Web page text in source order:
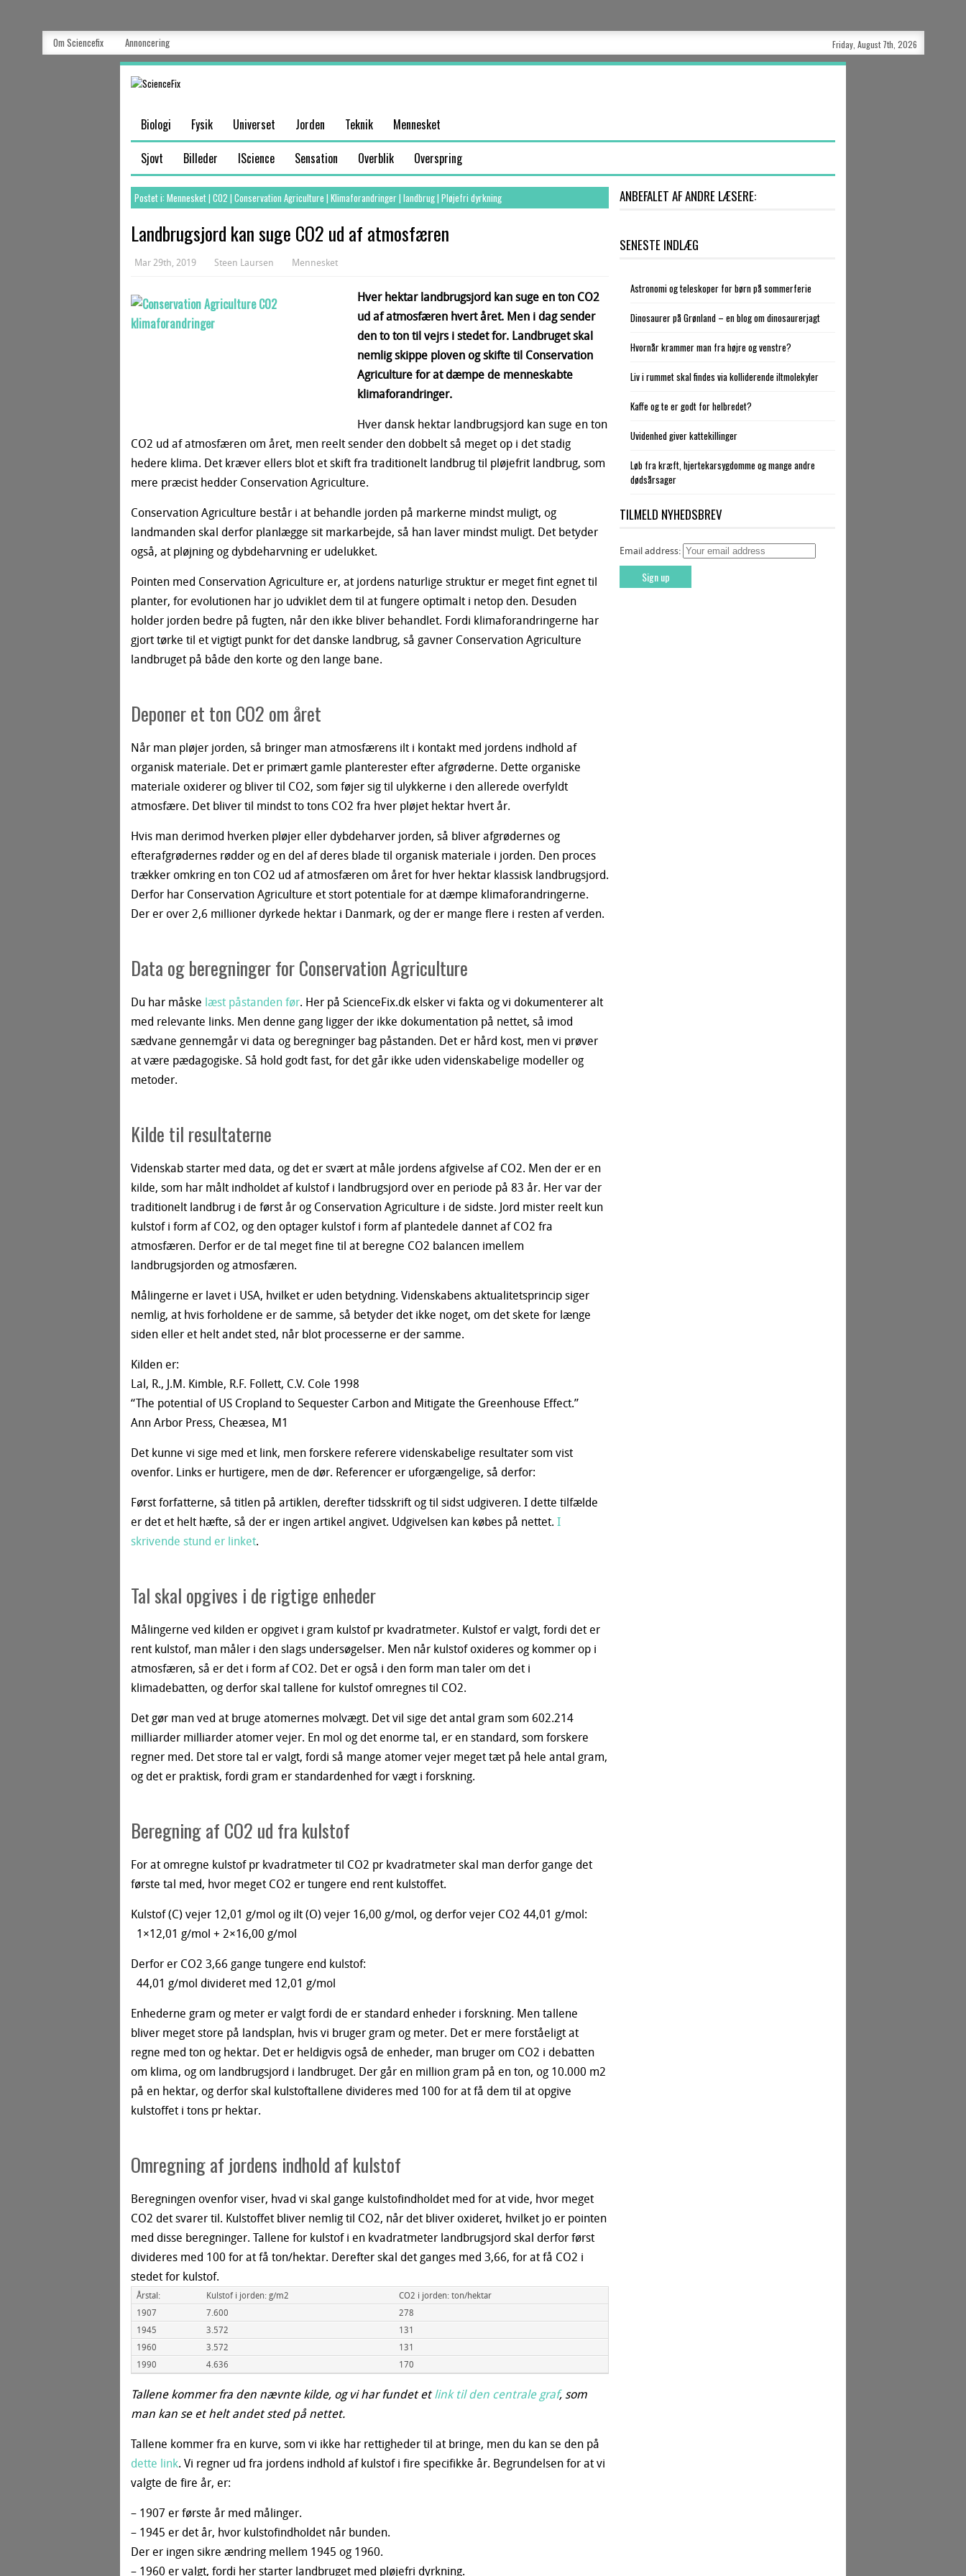
Om Sciencefix Annoncering Friday, August 7th, 2026
Biologi Fysik Universet Jorden Teknik
Mennesket
Sjovt
Billeder IScience Sensation Overblik Overspring
Postet i: Mennesket| CO2 | Conservation Agriculture | Klimaforandringer| landbrug| Pløjefri dyrkning
Landbrugsjord kan suge CO2 ud af atmosfæren
Mar 29th, 2019 Steen Laursen Mennesket
Hver hektar landbrugsjord kan suge en ton CO2
ud af atmosfæren hvert året. Men i dag sender
den to ton til vejrs i stedet for. Landbruget skal
nemlig skippe ploven og skifte til Conservation
Agriculture for at dæmpe de menneskabte
klimaforandringer.
Hver dansk hektar landbrugsjord kan suge en ton
CO2 ud af atmosfæren om året, men reelt sender den dobbelt så meget op i det stadig
hedere klima. Det kræver ellers blot et skift fra traditionelt landbrug til pløjefrit landbrug, som
mere præcist hedder Conservation Agriculture.
Conservation Agriculture består i at behandle jorden på markerne mindst muligt, og
landmanden skal derfor planlægge sit markarbejde, så han laver mindst muligt. Det betyder
også, at pløjning og dybdeharvning er udelukket.
Pointen med Conservation Agriculture er, at jordens naturlige struktur er meget fint egnet til
planter, for evolutionen har jo udviklet dem til at fungere optimalt i netop den. Desuden
holder jorden bedre på fugten, når den ikke bliver behandlet. Fordi klimaforandringerne har
gjort tørke til et vigtigt punkt for det danske landbrug, så gavner Conservation Agriculture
landbruget på både den korte og den lange bane.
Deponer et ton CO2 om året
Når man pløjer jorden, så bringer man atmosfærens ilt i kontakt med jordens indhold af
organisk materiale. Det er primært gamle planterester efter afgrøderne. Dette organiske
materiale oxiderer og bliver til CO2, som føjer sig til ulykkerne i den allerede overfyldt
atmosfære. Det bliver til mindst to tons CO2 fra hver pløjet hektar hvert år.
Hvis man derimod hverken pløjer eller dybdeharver jorden, så bliver afgrødernes og
efterafgrødernes rødder og en del af deres blade til organisk materiale i jorden. Den proces
trækker omkring en ton CO2 ud af atmosfæren om året for hver hektar klassisk landbrugsjord.
Derfor har Conservation Agriculture et stort potentiale for at dæmpe klimaforandringerne.
Der er over 2,6 millioner dyrkede hektar i Danmark, og der er mange flere i resten af verden.
Data og beregninger for Conservation Agriculture
Du har måske læst påstanden før. Her på ScienceFix.dk elsker vi fakta og vi dokumenterer alt
med relevante links. Men denne gang ligger der ikke dokumentation på nettet, så imod
sædvane gennemgår vi data og beregninger bag påstanden. Det er hård kost, men vi prøver
at være pædagogiske. Så hold godt fast, for det går ikke uden videnskabelige modeller og
metoder.
Kilde til resultaterne
Videnskab starter med data, og det er svært at måle jordens afgivelse af CO2. Men der er en
kilde, som har målt indholdet af kulstof i landbrugsjord over en periode på 83 år. Her var der
traditionelt landbrug i de først år og Conservation Agriculture i de sidste. Jord mister reelt kun
kulstof i form af CO2, og den optager kulstof i form af plantedele dannet af CO2 fra
atmosfæren. Derfor er de tal meget fine til at beregne CO2 balancen imellem
landbrugsjorden og atmosfæren.
Målingerne er lavet i USA, hvilket er uden betydning. Videnskabens aktualitetsprincip siger
nemlig, at hvis forholdene er de samme, så betyder det ikke noget, om det skete for længe
siden eller et helt andet sted, når blot processerne er der samme.
Kilden er:
Lal, R., J.M. Kimble, R.F. Follett, C.V. Cole 1998
“The potential of US Cropland to Sequester Carbon and Mitigate the Greenhouse Effect.”
Ann Arbor Press, Cheæsea, M1
Det kunne vi sige med et link, men forskere referere videnskabelige resultater som vist
ovenfor. Links er hurtigere, men de dør. Referencer er uforgængelige, så derfor:
Først forfatterne, så titlen på artiklen, derefter tidsskrift og til sidst udgiveren. I dette tilfælde
er det et helt hæfte, så der er ingen artikel angivet. Udgivelsen kan købes på nettet. I
skrivende stund er linket.
Tal skal opgives i de rigtige enheder
Målingerne ved kilden er opgivet i gram kulstof pr kvadratmeter. Kulstof er valgt, fordi det er
rent kulstof, man måler i den slags undersøgelser. Men når kulstof oxideres og kommer op i
atmosfæren, så er det i form af CO2. Det er også i den form man taler om det i
klimadebatten, og derfor skal tallene for kulstof omregnes til CO2.
Det gør man ved at bruge atomernes molvægt. Det vil sige det antal gram som 602.214
milliarder milliarder atomer vejer. En mol og det enorme tal, er en standard, som forskere
regner med. Det store tal er valgt, fordi så mange atomer vejer meget tæt på hele antal gram,
og det er praktisk, fordi gram er standardenhed for vægt i forskning.
Beregning af CO2 ud fra kulstof
For at omregne kulstof pr kvadratmeter til CO2 pr kvadratmeter skal man derfor gange det
første tal med, hvor meget CO2 er tungere end rent kulstoffet.
Kulstof (C) vejer 12,01 g/mol og ilt (O) vejer 16,00 g/mol, og derfor vejer CO2 44,01 g/mol:
1×12,01 g/mol + 2×16,00 g/mol
Derfor er CO2 3,66 gange tungere end kulstof:
44,01 g/mol divideret med 12,01 g/mol
Enhederne gram og meter er valgt fordi de er standard enheder i forskning. Men tallene
bliver meget store på landsplan, hvis vi bruger gram og meter. Det er mere forståeligt at
regne med ton og hektar. Det er heldigvis også de enheder, man bruger om CO2 i debatten
om klima, og om landbrugsjord i landbruget. Der går en million gram på en ton, og 10.000 m2
på en hektar, og derfor skal kulstoftallene divideres med 100 for at få dem til at opgive
kulstoffet i tons pr hektar.
Omregning af jordens indhold af kulstof
Beregningen ovenfor viser, hvad vi skal gange kulstofindholdet med for at vide, hvor meget
CO2 det svarer til. Kulstoffet bliver nemlig til CO2, når det bliver oxideret, hvilket jo er pointen
med disse beregninger. Tallene for kulstof i en kvadratmeter landbrugsjord skal derfor først
divideres med 100 for at få ton/hektar. Derefter skal det ganges med 3,66, for at få CO2 i
stedet for kulstof.
Årstal: Kulstof i jorden: g/m2
CO2 i jorden: ton/hektar
1907
7.600
278
1945
3.572
131
1960
3.572
131
1990
4.636 170
Tallene kommer fra den nævnte kilde, og vi har fundet etlink til den centrale graf, som
man kan se et helt andet sted på nettet.
Tallene kommer fra en kurve, som vi ikke har rettigheder til at bringe, men du kan se den på
dette link. Vi regner ud fra jordens indhold af kulstof i fire specifikke år. Begrundelsen for at vi
valgte de fire år, er:
– 1907 er første år med målinger.
– 1945 er det år, hvor kulstofindholdet når bunden.
Der er ingen sikre ændring mellem 1945 og 1960.
– 1960 er valgt, fordi her starter landbruget med pløjefri dyrkning.
ANBEFALET AF ANDRE LÆSERE:
SENESTE INDLÆG
Astronomi og teleskoper for børn på sommerferie
Dinosaurer på Grønland – en blog om dinosaurerjagt
Hvornår krammer man fra højre og venstre?
Liv i rummet skal findes via kolliderende iltmolekyler
Kaffe og te er godt for helbredet?
Uvidenhed giver kattekillinger
Løb fra kræft, hjertekarsygdomme og mange andre
dødsårsager
TILMELD NYHEDSBREV
Email address: